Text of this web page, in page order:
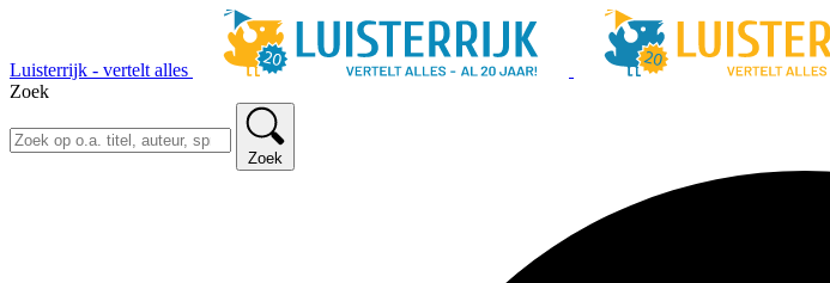
Luisterrijk - vertelt alles
Zoek
Zoek